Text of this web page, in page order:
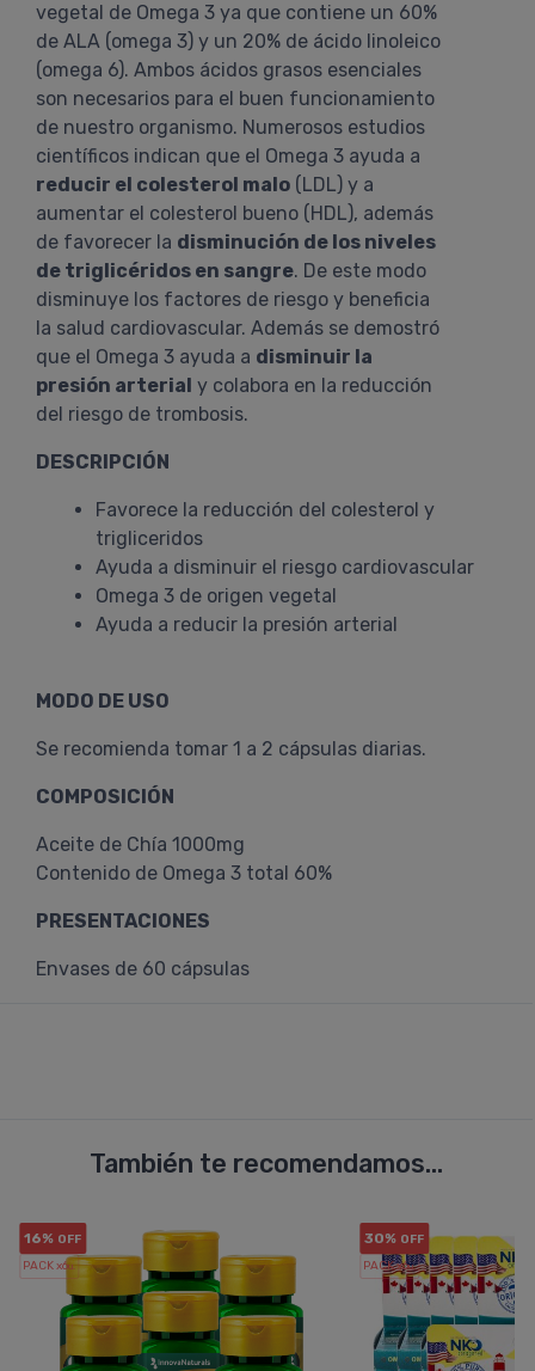
vegetal de Omega 3 ya que contiene un 60%
de ALA (omega 3) y un 20% de ácido linoleico
(omega 6). Ambos ácidos grasos esenciales
son necesarios para el buen funcionamiento
de nuestro organismo. Numerosos estudios
científicos indican que el Omega 3 ayuda a
reducir el colesterol malo (LDL) y a
aumentar el colesterol bueno (HDL), además
de favorecer la disminución de los niveles
de triglicéridos en sangre. De este modo
disminuye los factores de riesgo y beneficia
la salud cardiovascular. Además se demostró
que el Omega 3 ayuda a disminuir la
presión arterial y colabora en la reducción
del riesgo de trombosis.
DESCRIPCIÓN
Favorece la reducción del colesterol y
trigliceridos
Ayuda a disminuir el riesgo cardiovascular
Omega 3 de origen vegetal
Ayuda a reducir la presión arterial
MODO DE USO
Se recomienda tomar 1 a 2 cápsulas diarias.
COMPOSICIÓN
Aceite de Chía 1000mg
Contenido de Omega 3 total 60%
PRESENTACIONES
Envases de 60 cápsulas
También te recomendamos...
16% OFF
PACK x6u.
30% OFF
PACK x6u.